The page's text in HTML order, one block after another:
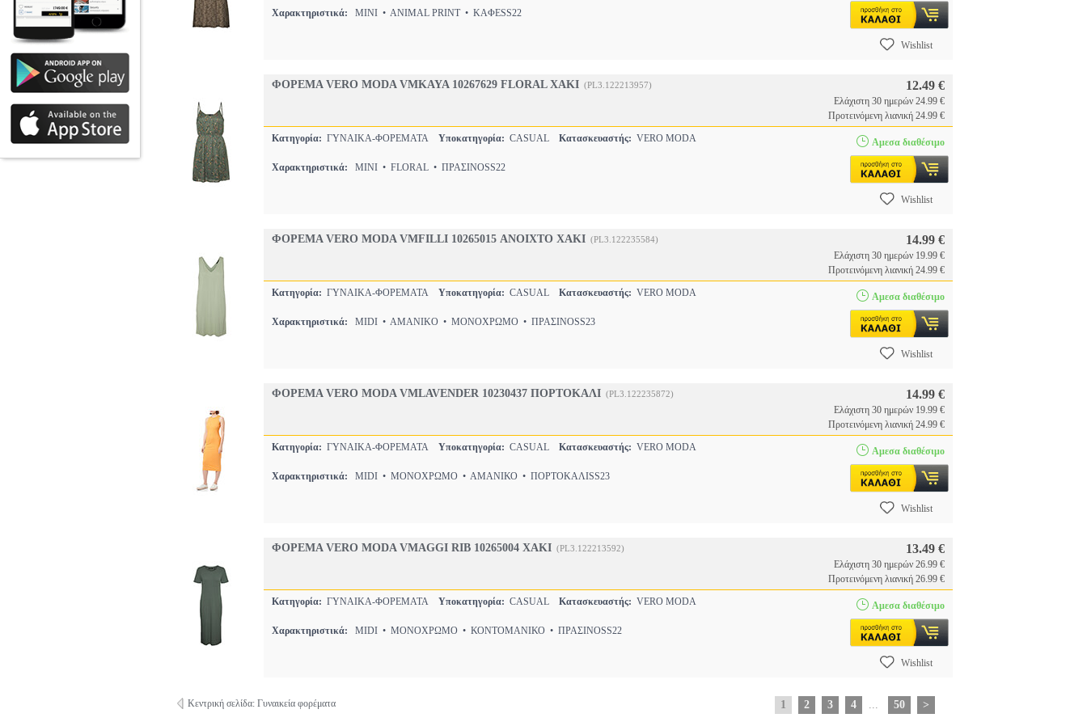
Χαρακτηριστικά: MINI • ANIMAL PRINT • ΚΑΦΕSS22
Wishlist
ΦΟΡΕΜΑ VERO MODA VMKAYA 10267629 FLORAL ΧΑΚΙ (PL3.122213957) 12.49 €
Ελάχιστη 30 ημερών 24.99 €
Προτεινόμενη λιανική 24.99 €
Κατηγορία: ΓΥΝΑΙΚΑ-ΦΟΡΕΜΑΤΑ Υποκατηγορία: CASUAL Κατασκευαστής: VERO MODA
Χαρακτηριστικά: MINI • FLORAL • ΠΡΑΣΙΝΟSS22
Αμεσα διαθέσιμο
Wishlist
ΦΟΡΕΜΑ VERO MODA VMFILLI 10265015 ΑΝΟΙΧΤΟ ΧΑΚΙ (PL3.122235584) 14.99 €
Ελάχιστη 30 ημερών 19.99 €
Προτεινόμενη λιανική 24.99 €
Κατηγορία: ΓΥΝΑΙΚΑ-ΦΟΡΕΜΑΤΑ Υποκατηγορία: CASUAL Κατασκευαστής: VERO MODA
Χαρακτηριστικά: MIDI • AMANIKO • ΜΟΝΟΧΡΩΜΟ • ΠΡΑΣΙΝΟSS23
Αμεσα διαθέσιμο
Wishlist
ΦΟΡΕΜΑ VERO MODA VMLAVENDER 10230437 ΠΟΡΤΟΚΑΛΙ (PL3.122235872) 14.99 €
Ελάχιστη 30 ημερών 19.99 €
Προτεινόμενη λιανική 24.99 €
Κατηγορία: ΓΥΝΑΙΚΑ-ΦΟΡΕΜΑΤΑ Υποκατηγορία: CASUAL Κατασκευαστής: VERO MODA
Χαρακτηριστικά: MIDI • ΜΟΝΟΧΡΩΜΟ • ΑΜΑΝΙΚΟ • ΠΟΡΤΟΚΑΛΙSS23
Αμεσα διαθέσιμο
Wishlist
ΦΟΡΕΜΑ VERO MODA VMAGGI RIB 10265004 ΧΑΚΙ (PL3.122213592) 13.49 €
Ελάχιστη 30 ημερών 26.99 €
Προτεινόμενη λιανική 26.99 €
Κατηγορία: ΓΥΝΑΙΚΑ-ΦΟΡΕΜΑΤΑ Υποκατηγορία: CASUAL Κατασκευαστής: VERO MODA
Χαρακτηριστικά: MIDI • ΜΟΝΟΧΡΩΜΟ • ΚΟΝΤΟΜΑΝΙΚΟ • ΠΡΑΣΙΝΟSS22
Αμεσα διαθέσιμο
Wishlist
Κεντρική σελίδα: Γυναικεία φορέματα 1 2 3 4 ... 50 >